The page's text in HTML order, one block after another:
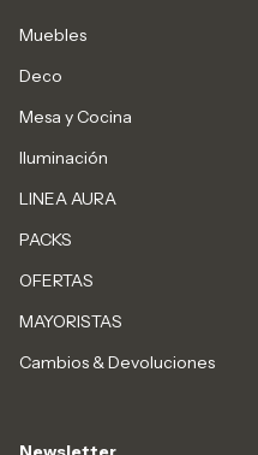
Muebles
Deco
Mesa y Cocina
Iluminación
LINEA AURA
PACKS
OFERTAS
MAYORISTAS
Cambios & Devoluciones